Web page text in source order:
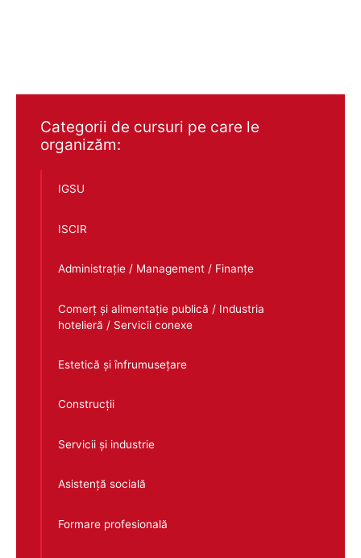
Categorii de cursuri pe care le
organizăm:
IGSU
ISCIR
Administrație / Management / Finanțe
Comerț și alimentație publică / Industria
hotelieră / Servicii conexe
Estetică și înfrumusețare
Construcții
Servicii și industrie
Asistență socială
Formare profesională